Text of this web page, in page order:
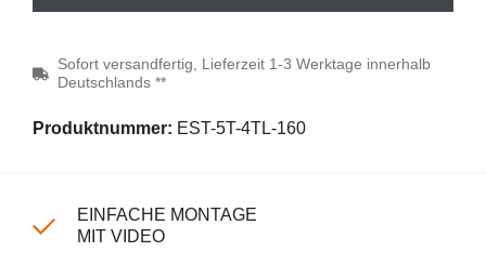
Sofort versandfertig, Lieferzeit 1-3 Werktage innerhalb
Deutschlands **
Produktnummer: EST-5T-4TL-160
EINFACHE MONTAGE
MIT VIDEO